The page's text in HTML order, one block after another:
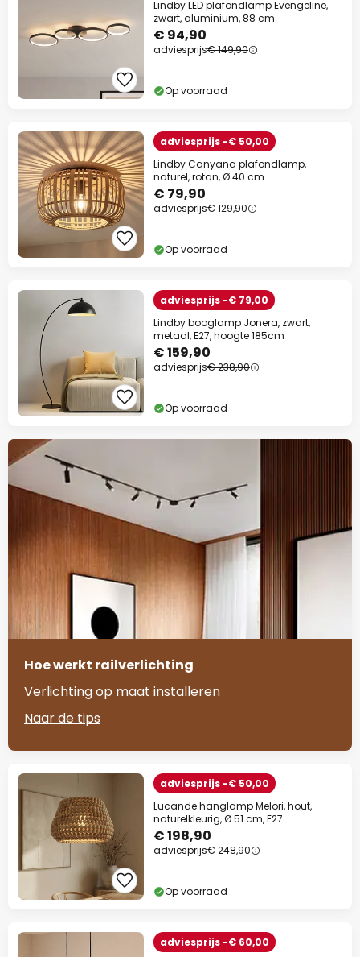
Lindby LED plafondlamp Evengeline,
zwart, aluminium, 88 cm
€ 94,90
adviesprijs€ 149,90
Op voorraad
adviesprijs -€ 50,00
Lindby Canyana plafondlamp,
naturel, rotan, Ø 40 cm
€ 79,90
adviesprijs€ 129,90
Op voorraad
adviesprijs -€ 79,00
Lindby booglamp Jonera, zwart,
metaal, E27, hoogte 185cm
€ 159,90
adviesprijs€ 238,90
Op voorraad
Hoe werkt railverlichting
Verlichting op maat installeren
Naar de tips
adviesprijs -€ 50,00
Lucande hanglamp Melori, hout,
naturelkleurig, Ø 51 cm, E27
€ 198,90
adviesprijs€ 248,90
Op voorraad
adviesprijs -€ 60,00